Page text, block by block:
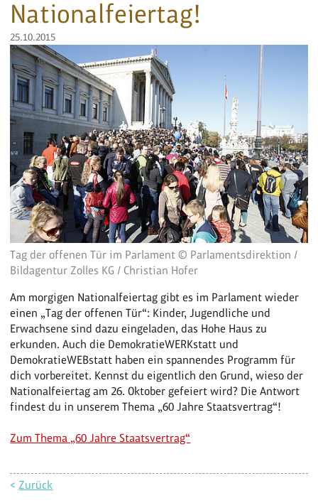
Nationalfeiertag!
25.10.2015
Tag der offenen Tür im Parlament © Parlamentsdirektion /
Bildagentur Zolles KG / Christian Hofer
Am morgigen Nationalfeiertag gibt es im Parlament wieder
einen „Tag der offenen Tür“: Kinder, Jugendliche und
Erwachsene sind dazu eingeladen, das Hohe Haus zu
erkunden. Auch die DemokratieWERKstatt und
DemokratieWEBstatt haben ein spannendes Programm für
dich vorbereitet. Kennst du eigentlich den Grund, wieso der
Nationalfeiertag am 26. Oktober gefeiert wird? Die Antwort
findest du in unserem Thema „60 Jahre Staatsvertrag“!
Zum Thema „60 Jahre Staatsvertrag“
<Zurück